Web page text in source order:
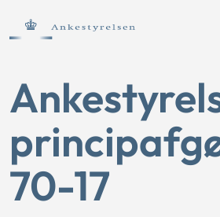
70-17